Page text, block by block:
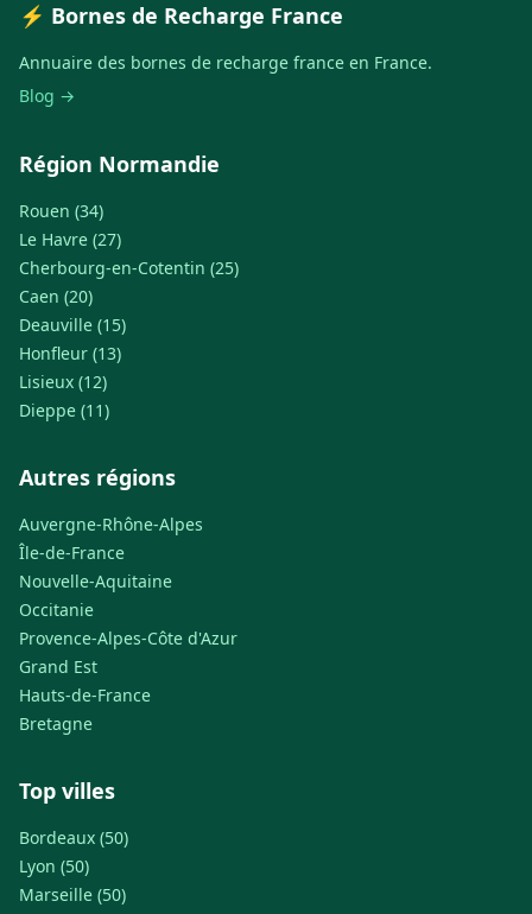
⚡ Bornes de Recharge France
Annuaire des bornes de recharge france en France.
Blog →
Région Normandie
Rouen (34)
Le Havre (27)
Cherbourg-en-Cotentin (25)
Caen (20)
Deauville (15)
Honfleur (13)
Lisieux (12)
Dieppe (11)
Autres régions
Auvergne-Rhône-Alpes
Île-de-France
Nouvelle-Aquitaine
Occitanie
Provence-Alpes-Côte d'Azur
Grand Est
Hauts-de-France
Bretagne
Top villes
Bordeaux (50)
Lyon (50)
Marseille (50)